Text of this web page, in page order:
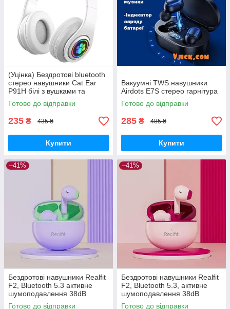
(Уцінка) Бездротові bluetooth
стерео навушники Cat Ear
P91H білі з вушками та
вбудованим mp3 плеєром
Готово до відправки
235 ₴ 435 ₴
Купити
Вакуумні TWS навушники
Airdots E7S стерео гарнітура
Готово до відправки
285 ₴ 485 ₴
Купити
–41%
Бездротові навушники Realfit
F2, Bluetooth 5.3 активне
шумоподавлення 38dB
,Фіолетові
Готово до відправки
–41%
Бездротові навушники Realfit
F2, Bluetooth 5.3, активне
шумоподавлення 38dB
Рожеві
Готово до відправки